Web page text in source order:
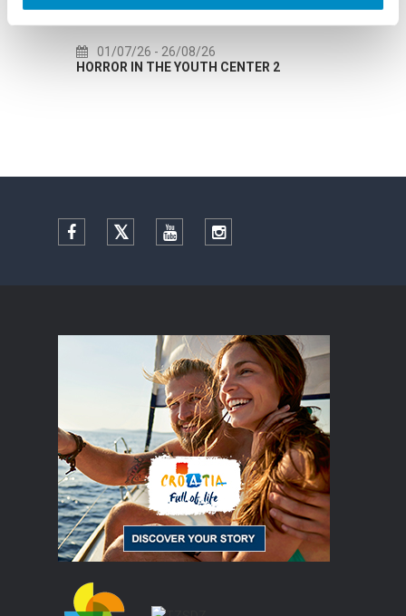
01/07/26 - 26/08/26
HORROR IN THE YOUTH CENTER 2
Facebook TwitterYouTubeInstagram